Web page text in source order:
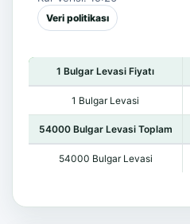
Veri politikası
1 Bulgar Levasi Fiyatı
1 Bulgar Levasi
54000 Bulgar Levasi Toplam
54000 Bulgar Levasi